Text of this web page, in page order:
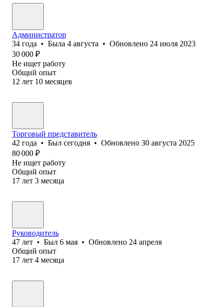
Администратор
34 года • Была 4 августа • Обновлено 24 июля 2023
30 000 ₽
Не ищет работу
Общий опыт
12 лет 10 месяцев
Торговый представитель
42 года • Был сегодня • Обновлено 30 августа 2025
80 000 ₽
Не ищет работу
Общий опыт
17 лет 3 месяца
Руководитель
47 лет • Был 6 мая • Обновлено 24 апреля
Общий опыт
17 лет 4 месяца